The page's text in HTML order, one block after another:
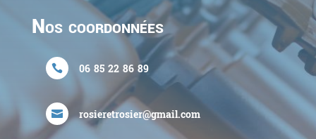
Nos coordonnées
 06 85 22 86 89
 rosieretrosier@gmail.com